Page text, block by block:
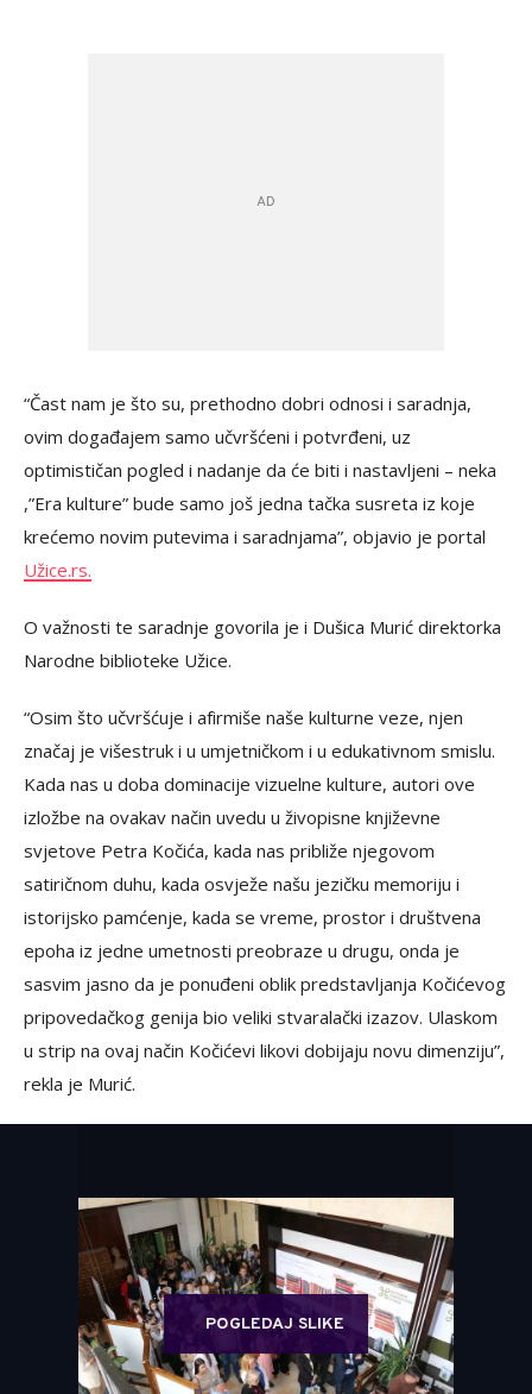
“Čast nam je što su, prethodno dobri odnosi i saradnja,
ovim događajem samo učvršćeni i potvrđeni, uz
optimističan pogled i nadanje da će biti i nastavljeni – neka
,”Era kulture” bude samo još jedna tačka susreta iz koje
krećemo novim putevima i saradnjama”, objavio je portal
Užice.rs.
O važnosti te saradnje govorila je i Dušica Murić direktorka
Narodne biblioteke Užice.
“Osim što učvršćuje i afirmiše naše kulturne veze, njen
značaj je višestruk i u umjetničkom i u edukativnom smislu.
Kada nas u doba dominacije vizuelne kulture, autori ove
izložbe na ovakav način uvedu u živopisne književne
svjetove Petra Kočića, kada nas približe njegovom
satiričnom duhu, kada osvježe našu jezičku memoriju i
istorijsko pamćenje, kada se vreme, prostor i društvena
epoha iz jedne umetnosti preobraze u drugu, onda je
sasvim jasno da je ponuđeni oblik predstavljanja Kočićevog
pripovedačkog genija bio veliki stvaralački izazov. Ulaskom
u strip na ovaj način Kočićevi likovi dobijaju novu dimenziju”,
rekla je Murić.
POGLEDAJ SLIKE